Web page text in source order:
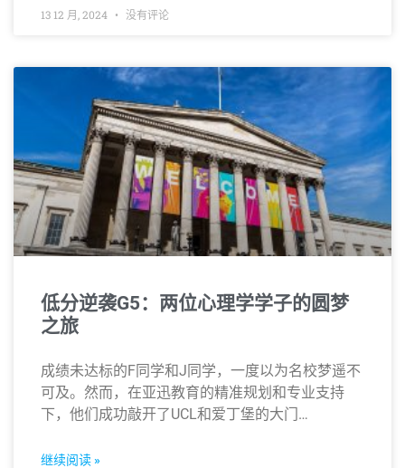
13 12 月, 2024 没有评论
低分逆袭G5：两位心理学学子的圆梦
之旅
成绩未达标的F同学和J同学，一度以为名校梦遥不
可及。然而，在亚迅教育的精准规划和专业支持
下，他们成功敲开了UCL和爱丁堡的大门…
继续阅读 »